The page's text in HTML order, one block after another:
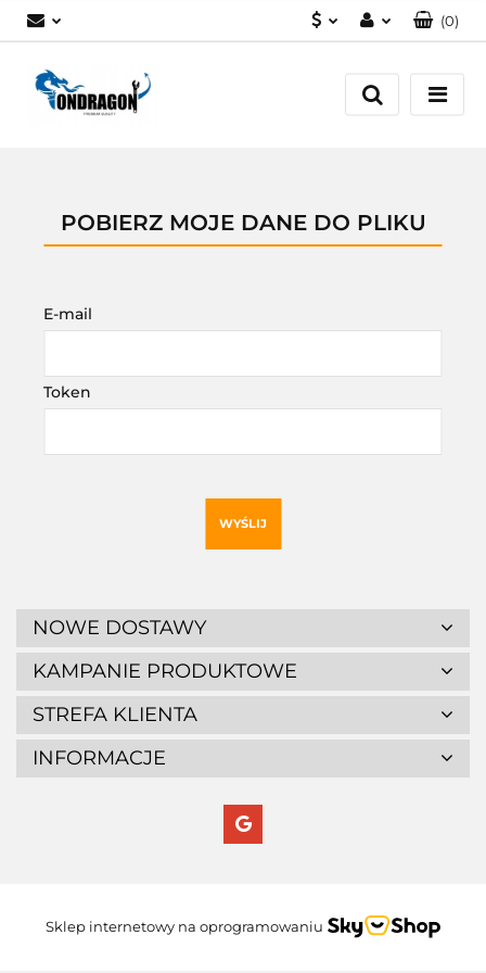
Zaloguj się
Załóż konto
(0)
POBIERZ MOJE DANE DO PLIKU
E-mail
Token
WYŚLIJ
NOWE DOSTAWY
KAMPANIE PRODUKTOWE
STREFA KLIENTA
INFORMACJE
Sklep internetowy na oprogramowaniu